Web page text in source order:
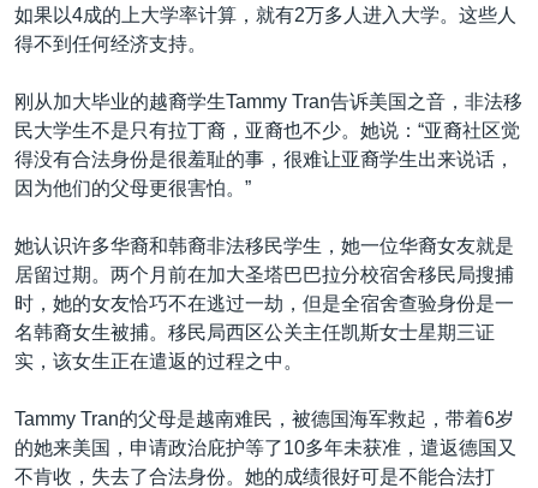
关注新疆
GEN Z 看美国
如果以4成的上大学率计算，就有2万多人进入大学。这些人
得不到任何经济支持。
刚从加大毕业的越裔学生Tammy Tran告诉美国之音，非法移
民大学生不是只有拉丁裔，亚裔也不少。她说：“亚裔社区觉
得没有合法身份是很羞耻的事，很难让亚裔学生出来说话，
因为他们的父母更很害怕。”
她认识许多华裔和韩裔非法移民学生，她一位华裔女友就是
居留过期。两个月前在加大圣塔巴巴拉分校宿舍移民局搜捕
时，她的女友恰巧不在逃过一劫，但是全宿舍查验身份是一
名韩裔女生被捕。移民局西区公关主任凯斯女士星期三证
实，该女生正在遣返的过程之中。
Tammy Tran的父母是越南难民，被德国海军救起，带着6岁
的她来美国，申请政治庇护等了10多年未获准，遣返德国又
不肯收，失去了合法身份。她的成绩很好可是不能合法打